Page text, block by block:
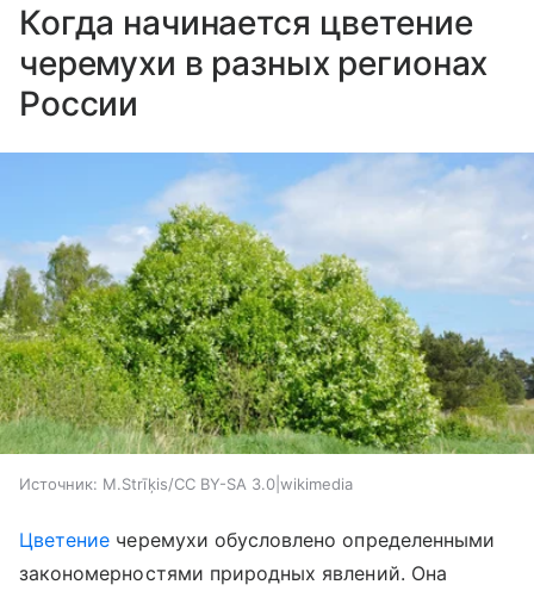
Когда начинается цветение
черемухи в разных регионах
России
Источник: M.Strīķis/CC BY-SA 3.0|wikimedia
Цветение черемухи обусловлено определенными
закономерностями природных явлений. Она